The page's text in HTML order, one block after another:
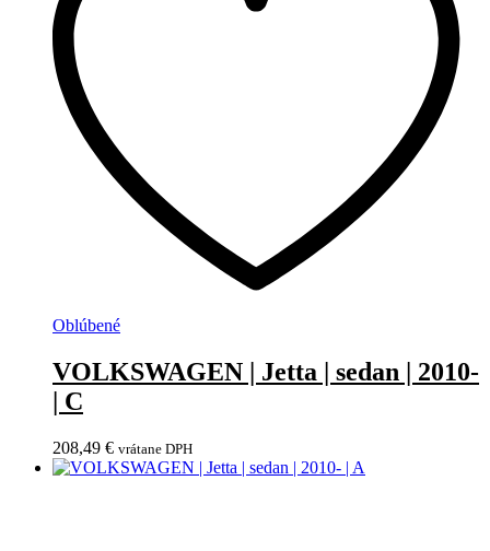
Oblúbené
VOLKSWAGEN | Jetta | sedan | 2010-
| C
208,49 € vrátane DPH